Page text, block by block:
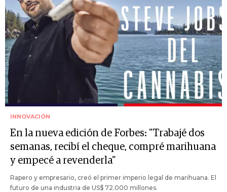
INNOVACIÓN
En la nueva edición de Forbes: "Trabajé dos
semanas, recibí el cheque, compré marihuana
y empecé a revenderla"
Rapero y empresario, creó el primer imperio legal de marihuana. El
futuro de una industria de US$ 72.000 millones.